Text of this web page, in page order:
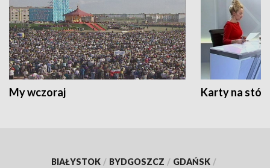
My wczoraj Karty na
BIAŁYSTOK / BYDGOSZCZ / GDAŃSK /